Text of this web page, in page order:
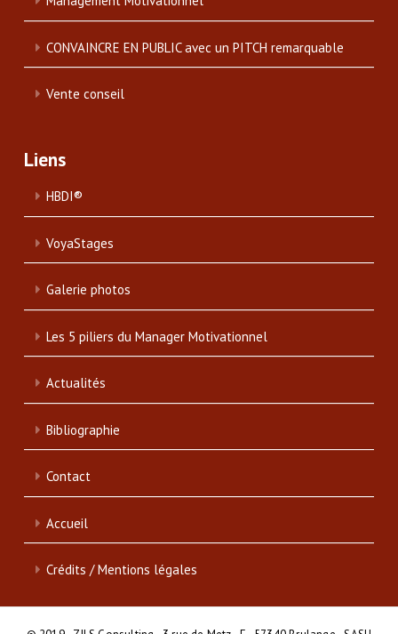
CONVAINCRE EN PUBLIC avec un PITCH remarquable
Vente conseil
Liens
HBDI®
VoyaStages
Galerie photos
Les 5 piliers du Manager Motivationnel
Actualités
Bibliographie
Contact
Accueil
Crédits / Mentions légales